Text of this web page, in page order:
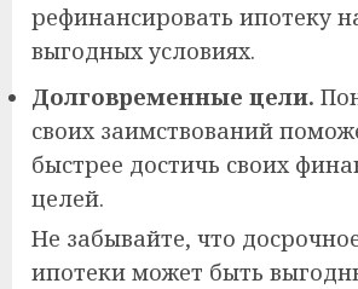
рефинансировать ипотеку
выгодных условиях.
Долговременные цели.
своих заимствований
быстрее достичь своих
целей.
Не забывайте, что
ипотеки может быть